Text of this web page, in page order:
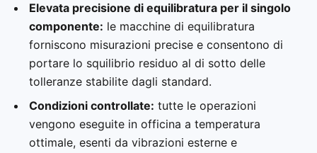
Elevata precisione di equilibratura per il singolo
componente: le macchine di equilibratura
forniscono misurazioni precise e consentono di
portare lo squilibrio residuo al di sotto delle
tolleranze stabilite dagli standard.
Condizioni controllate: tutte le operazioni
vengono eseguite in officina a temperatura
ottimale, esenti da vibrazioni esterne e